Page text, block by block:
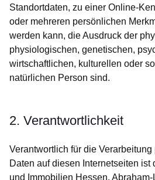
Standortdaten, zu einer Online-
oder mehreren persönlichen
werden kann, die Ausdruck der
physiologischen, genetischen,
wirtschaftlichen, kulturellen oder
natürlichen Person sind.
2. Verantwortlichkeit
Verantwortlich für die
Daten auf diesen Internetseiten ist
und Immobilien Hessen,